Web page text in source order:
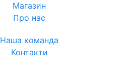
Магазин
Про нас
Наша команда
Контакти